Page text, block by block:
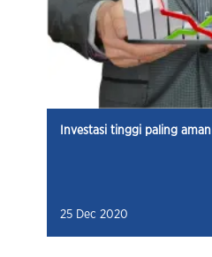
Investasi tinggi paling
25 Dec 2020